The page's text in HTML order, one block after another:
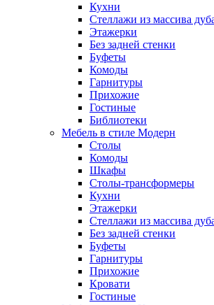
Кухни
Стеллажи из массива
Этажерки
Без задней стенки
Буфеты
Комоды
Гарнитуры
Прихожие
Гостиные
Библиотеки
Мебель в стиле Модерн
Столы
Комоды
Шкафы
Столы-трансформеры
Кухни
Этажерки
Стеллажи из массива
Без задней стенки
Буфеты
Гарнитуры
Прихожие
Кровати
Гостиные